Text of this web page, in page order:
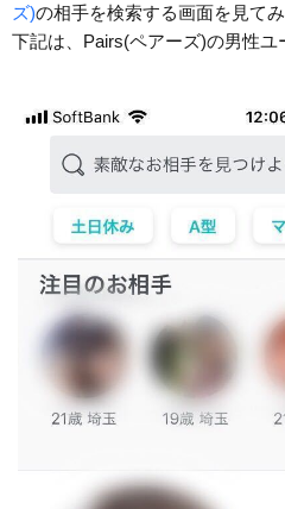
ズ)の相手を検索する画面を見てみ
下記は、Pairs(ペアーズ)の男性ユ